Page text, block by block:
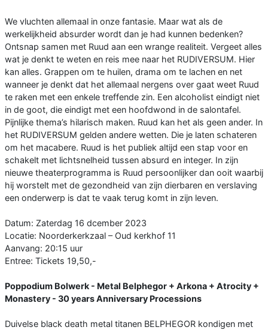
We vluchten allemaal in onze fantasie. Maar wat als de
werkelijkheid absurder wordt dan je had kunnen bedenken?
Ontsnap samen met Ruud aan een wrange realiteit. Vergeet alles
wat je denkt te weten en reis mee naar het RUDIVERSUM. Hier
kan alles. Grappen om te huilen, drama om te lachen en net
wanneer je denkt dat het allemaal nergens over gaat weet Ruud
te raken met een enkele treffende zin. Een alcoholist eindigt niet
in de goot, die eindigt met een hoofdwond in de salontafel.
Pijnlijke thema’s hilarisch maken. Ruud kan het als geen ander. In
het RUDIVERSUM gelden andere wetten. Die je laten schateren
om het macabere. Ruud is het publiek altijd een stap voor en
schakelt met lichtsnelheid tussen absurd en integer. In zijn
nieuwe theaterprogramma is Ruud persoonlijker dan ooit waarbij
hij worstelt met de gezondheid van zijn dierbaren en verslaving
een onderwerp is dat te vaak terug komt in zijn leven.
Datum: Zaterdag 16 dcember 2023
Locatie: Noorderkerkzaal – Oud kerkhof 11
Aanvang: 20:15 uur
Entree: Tickets 19,50,-
Poppodium Bolwerk - Metal Belphegor + Arkona + Atrocity +
Monastery - 30 years Anniversary Processions
Duivelse black death metal titanen BELPHEGOR kondigen met